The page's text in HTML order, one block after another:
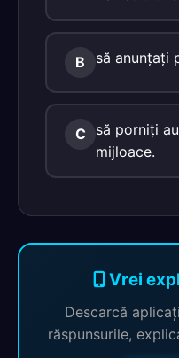
B să anunțați
C
să porniți
mijloace.
Vrei
Descarcă
răspunsurile,